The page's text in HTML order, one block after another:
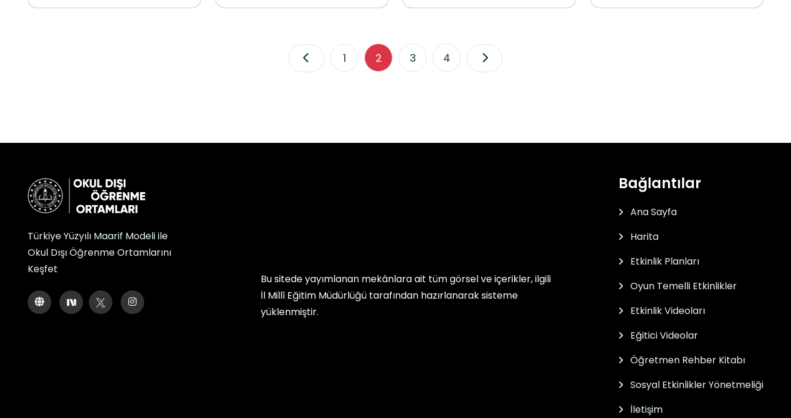
1 2 3 4
Türkiye Yüzyılı Maarif Modeli ile
Okul Dışı Öğrenme Ortamlarını
Keşfet
Bu sitede yayımlanan mekânlara ait tüm görsel ve içerikler, ilgili
İl Millî Eğitim Müdürlüğütarafından hazırlanarak sisteme
yüklenmiştir.
Bağlantılar
Ana Sayfa
Harita
Etkinlik Planları
Oyun Temelli Etkinlikler
Etkinlik Videoları
Eğitici Videolar
Öğretmen Rehber Kitabı
Sosyal Etkinlikler Yönetmeliği
İletişim